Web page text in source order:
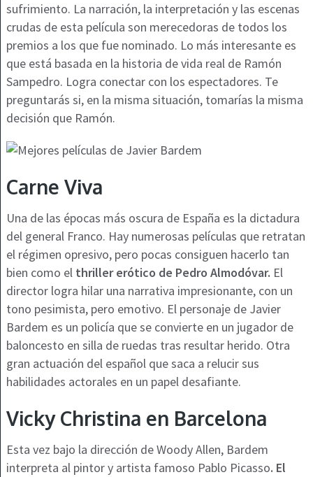
sufrimiento. La narración, la interpretación y las escenas
crudas de esta película son merecedoras de todos los
premios a los que fue nominado. Lo más interesante es
que está basada en la historia de vida real de Ramón
Sampedro. Logra conectar con los espectadores. Te
preguntarás si, en la misma situación, tomarías la misma
decisión que Ramón.
Carne Viva
Una de las épocas más oscura de España es la dictadura
del general Franco. Hay numerosas películas que retratan
el régimen opresivo, pero pocas consiguen hacerlo tan
bien como el thriller erótico de Pedro Almodóvar. El
director logra hilar una narrativa impresionante, con un
tono pesimista, pero emotivo. El personaje de Javier
Bardem es un policía que se convierte en un jugador de
baloncesto en silla de ruedas tras resultar herido. Otra
gran actuación del español que saca a relucir sus
habilidades actorales en un papel desafiante.
Vicky Christina en Barcelona
Esta vez bajo la dirección de Woody Allen, Bardem
interpreta al pintor y artista famoso Pablo Picasso. El